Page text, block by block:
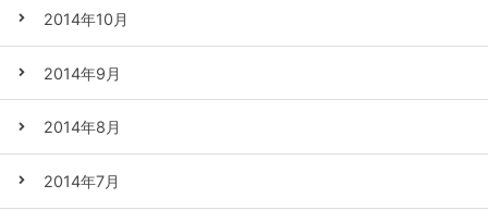
2014年10月
2014年9月
2014年8月
2014年7月